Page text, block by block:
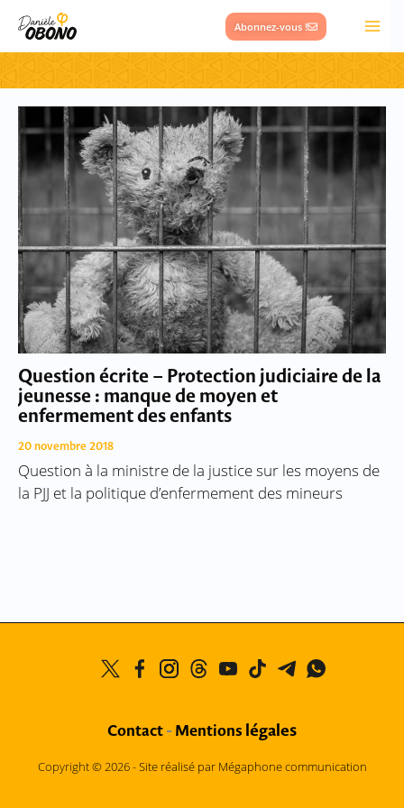
contenu
Abonnez-vous !
Question écrite – Protection judiciaire de la
jeunesse : manque de moyen et
enfermement des enfants
20 novembre 2018
Question à la ministre de la justice sur les moyens de
la PJJ et la politique d’enfermement des mineurs
Contact - Mentions légales
Copyright © 2026 -Site réalisé par Mégaphone communication